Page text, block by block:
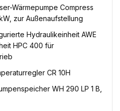
Wärmepumpe Compress
zur Außenaufstellung
Hydraulikeinheit AWE
HPC 400 für
CR 10H
WH 290 LP 1 B,